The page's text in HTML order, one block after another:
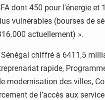
dont 450 pour l’énergie
vulnérables (bourses de
actuellement) ».
chiffré à 6411,5
rapide,
modernisation des villes,
de l’accès aux